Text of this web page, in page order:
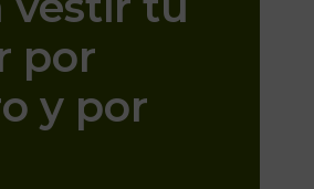
por
y por